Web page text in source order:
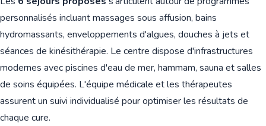
personnalisés incluant massages sous affusion, bains
hydromassants, enveloppements d'algues, douches à jets et
séances de kinésithérapie. Le centre dispose d'infrastructures
modernes avec piscines d'eau de mer, hammam, sauna et salles
de soins équipées. L'équipe médicale et les thérapeutes
assurent un suivi individualisé pour optimiser les résultats de
chaque cure.